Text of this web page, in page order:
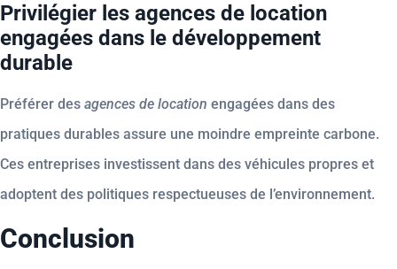
Privilégier les agences de location
engagées dans le développement
durable
Préférer des agences de location engagées dans des
pratiques durables assure une moindre empreinte carbone.
Ces entreprises investissent dans des véhicules propres et
adoptent des politiques respectueuses de l’environnement.
Conclusion